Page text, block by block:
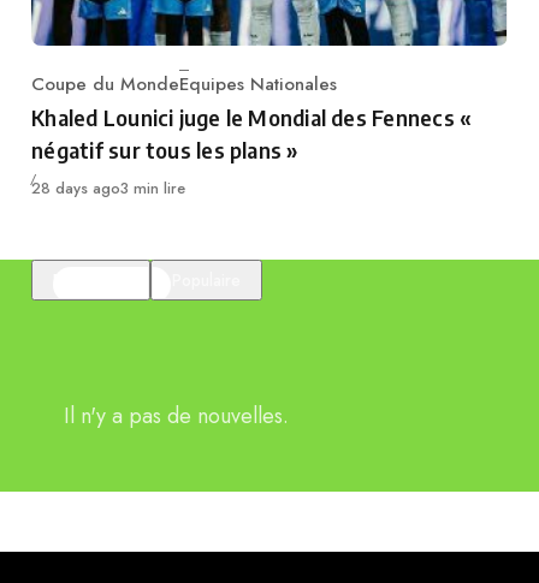
Category
Coupe du MondeEquipes Nationales
Khaled Lounici juge le Mondial des Fennecs «
négatif sur tous les plans »
Publié
28 days ago3 min lire
Il n'y a pas de nouvelles.